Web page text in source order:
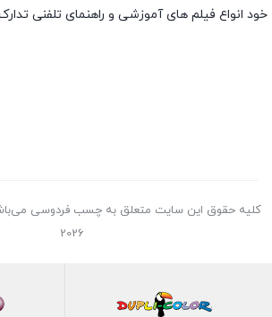
خود انواع فیلم های آموزشی و راهنمای تلفنی
کلیه حقوق این سایت متعلق به چسب فردوسی
2026